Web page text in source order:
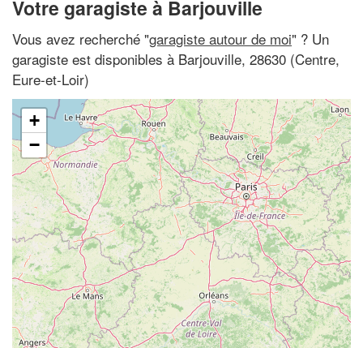
Votre garagiste à Barjouville
Vous avez recherché "garagiste autour de moi" ? Un
garagiste est disponibles à Barjouville, 28630 (Centre,
Eure-et-Loir)
+
−